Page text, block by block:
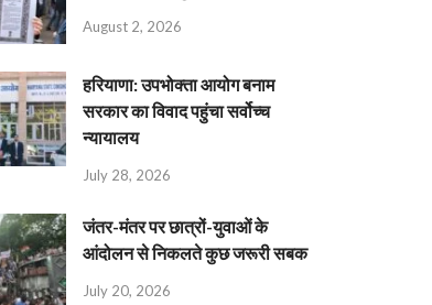
August 2, 2026
हरियाणा: उपभोक्ता आयोग बनाम
सरकार का विवाद पहुंचा सर्वोच्च
न्यायालय
July 28, 2026
जंतर-मंतर पर छात्रों-युवाओं के
आंदोलन से निकलते कुछ जरूरी सबक
July 20, 2026